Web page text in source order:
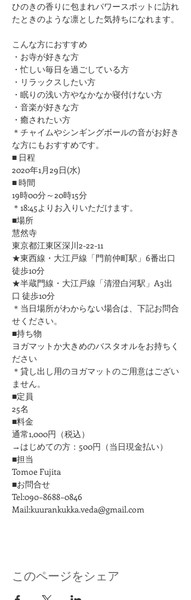
ひのきの香りに包まれパワースポットに訪れ
たときのような凛とした気持ちになれます。
​こんな方におすすめ
・お寺が好きな方
​・忙しい毎日を過ごしている方
・リラックスしたい方
・眠りの浅い方やなかなか寝付けない方
​・音楽が好きな方
​・癒されたい方
＊チャイムやシンギングボールの音がお好き
な方にもおすすめです。
■ 日程
2020年1月29日(水)
■ 時間
19時00分～20時15分
＊18:45よりお入りいただけます。
■場所
慧然寺
東京都江東区深川2-22-11
★東西線・大江戸線「門前仲町駅」6番出口
徒歩10分
★半蔵門線・大江戸線「清澄白河駅」A3出
口 徒歩10分
＊当日場所がわからない場合は、下記お問合
せください。
■持ち物
ヨガマットか大きめのバスタオルをお持ちく
ださい
＊貸し出し用のヨガマットのご用意はござい
ません。
■定員
25名
■料金
通常1,000円（税込）
→はじめての方：500円（当日現金払い）
■担当
Tomoe Fujita
■お問合せ
Tel:090−8688−0846
Mail:kuurankukka.veda@gmail.com
このページをシェア